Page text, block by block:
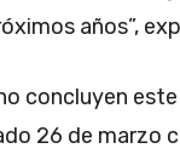
años”,
concluyen
26 de marzo